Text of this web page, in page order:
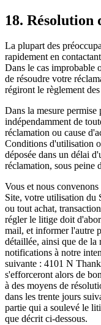
18. Résolution
La plupart des
rapidement en
Dans le cas improbable
de résoudre votre
régiront le règlement
Dans la mesure permise
indépendamment de
réclamation ou cause
Conditions d'utilisation
déposée dans un délai
réclamation, sous peine
Vous et nous
Site, votre utilisation du
ou tout achat,
régler le litige doit
mail, et informer l'autre
détaillée, ainsi que de la
notifications à notre
suivante : 4101 N
s'efforceront alors de
à des moyens de
dans les trente jours
partie qui a soulevé le
que décrit ci-dessous.